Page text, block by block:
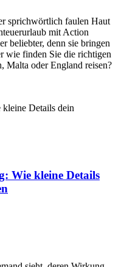
sprichwörtlich faulen Haut
mit Action
beliebter, denn sie bringen
wie finden Sie die richtigen
Malta oder England reisen?
Wie kleine Details